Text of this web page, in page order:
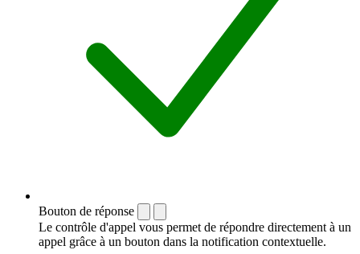
Bouton de réponse
Le contrôle d'appel vous permet de répondre directement à un
appel grâce à un bouton dans la notification contextuelle.